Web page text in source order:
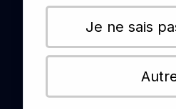
Je ne sais